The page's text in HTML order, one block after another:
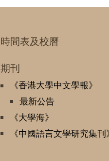
時間表及校曆
期刊
《香港大學中文學報》
最新公告
《大學海》
《中國語言文學研究集刊